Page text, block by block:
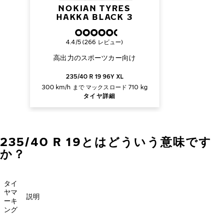
NOKIAN TYRES
HAKKA BLACK 3
高出力のスポーツカー向け
総合評価
4.4/5 (266 レビュー)
235/40 R 19 96Y XL
300 km/h まで マックスロード 710 kg
タイヤ詳細
235/40 R 19とはどういう意味です
か？
タイ
ヤマ
ーキ
ング
説明